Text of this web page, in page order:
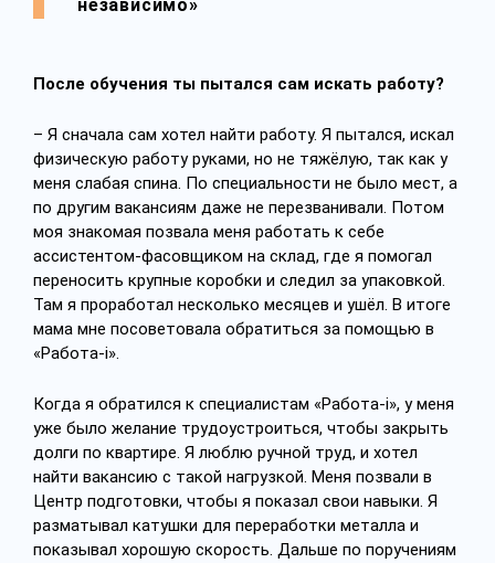
независимо»
После обучения ты пытался сам искать работу?
– Я сначала сам хотел найти работу. Я пытался, искал
физическую работу руками, но не тяжёлую, так как у
меня слабая спина. По специальности не было мест, а
по другим вакансиям даже не перезванивали. Потом
моя знакомая позвала меня работать к себе
ассистентом-фасовщиком на склад, где я помогал
переносить крупные коробки и следил за упаковкой.
Там я проработал несколько месяцев и ушёл. В итоге
мама мне посоветовала обратиться за помощью в
«Работа-i».
Когда я обратился к специалистам «Работа-i», у меня
уже было желание трудоустроиться, чтобы закрыть
долги по квартире. Я люблю ручной труд, и хотел
найти вакансию с такой нагрузкой. Меня позвали в
Центр подготовки, чтобы я показал свои навыки. Я
разматывал катушки для переработки металла и
показывал хорошую скорость. Дальше по поручениям